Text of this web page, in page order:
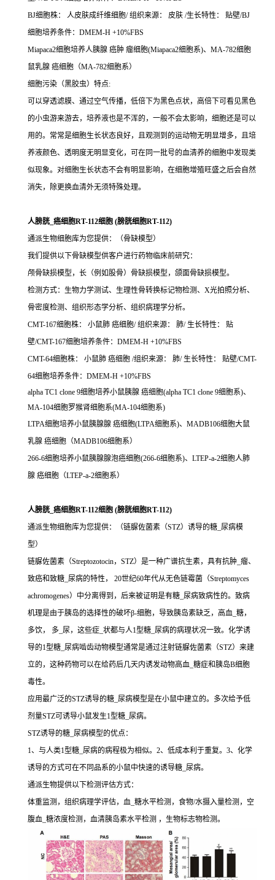
BJ细胞株： 人皮肤成纤维细胞/ 组织来源： 皮肤 /生长特性： 贴壁/BJ
细胞培养条件：DMEM-H +10%FBS
Miapaca2细胞培养人胰腺 癌肿 瘤细胞(Miapaca2细胞系)、MA-782细胞
鼠乳腺 癌细胞（MA-782细胞系）
细胞污染（黑胶虫）特点:
可以穿透滤膜、通过空气传播，低倍下为黑色点状，高倍下可看见黑色
的小虫游来游去，培养液也是不浑的，一般不会太影响，细胞还是可以
用的。常常是细胞生长状态良好，且观测到的运动物无明显增多，且培
养液颜色、透明度无明显变化，可在同一批号的血清养的细胞中发现类
似现象。对细胞生长状态不会有明显影响，在细胞增殖旺盛之后会自然
消失，除更换血清外无须特殊处理。
人膀胱_癌细胞RT-112细胞 (膀胱细胞RT-112)
通派生物细胞库为您提供：（骨缺模型）
我们提供以下骨缺模型供客户进行药物临床前研究：
颅骨缺损模型，长（例如股骨）骨缺损模型，颌面骨缺损模型。
检测方式：生物力学测试、生理性骨转换标记物检测、X光拍照分析、
骨密度检测、组织形态学分析、组织病理学分析。
CMT-167细胞株： 小鼠肺 癌细胞/ 组织来源： 肺/ 生长特性： 贴
壁/CMT-167细胞培养条件：DMEM-H +10%FBS
CMT-64细胞株： 小鼠肺 癌细胞 /组织来源： 肺/ 生长特性： 贴壁/CMT-
64细胞培养条件：DMEM-H +10%FBS
alpha TC1 clone 9细胞培养小鼠胰腺 癌细胞(alpha TC1 clone 9细胞系)、
MA-104细胞罗猴肾细胞系(MA-104细胞系)
LTPA细胞培养小鼠胰腺腺 癌细胞(LTPA细胞系)、MADB106细胞大鼠
乳腺 癌细胞（MADB106细胞系）
266-6细胞培养小鼠胰腺腺泡癌细胞(266-6细胞系)、LTEP-a-2细胞人肺
腺 癌细胞（LTEP-a-2细胞系）
人膀胱_癌细胞RT-112细胞 (膀胱细胞RT-112)
通派生物细胞库为您提供：（链脲佐菌素（STZ）诱导的糖_尿病模
型）
链脲佐菌素（Streptozotocin，STZ）是一种广谱抗生素，具有抗肿_瘤、
致癌和致糖_尿病的特性， 20世纪60年代从无色链霉菌（Streptomyces
achromogenes）中分离得到，后来被证明是有糖_尿病致病性的。致病
机理是由于胰岛的选择性的破坏β-细胞，导致胰岛素缺乏，高血_糖，
多饮， 多_尿，这些症_状都与人1型糖_尿病的病理状况一致。化学诱
导的1型糖_尿病啮齿动物模型通常是通过注射链脲佐菌素（STZ）来建
立的，这种药物可以在给药后几天内诱发动物高血_糖症和胰岛B细胞
毒性。
应用最广泛的STZ诱导的糖_尿病模型是在小鼠中建立的。多次给予低
剂量STZ可诱导小鼠发生1型糖_尿病。
STZ诱导的糖_尿病模型的优点：
1、与人类1型糖_尿病的病程极为相似。2、低成本利于重复。3、化学
诱导的方式可在不同品系的小鼠中快速的诱导糖_尿病。
通派生物提供以下检测评估方式：
体重监测，组织病理学评估，血_糖水平检测，食物/水摄入量检测，空
腹血_糖浓度检测，血清胰岛素水平检测 ，生物标志物检测。